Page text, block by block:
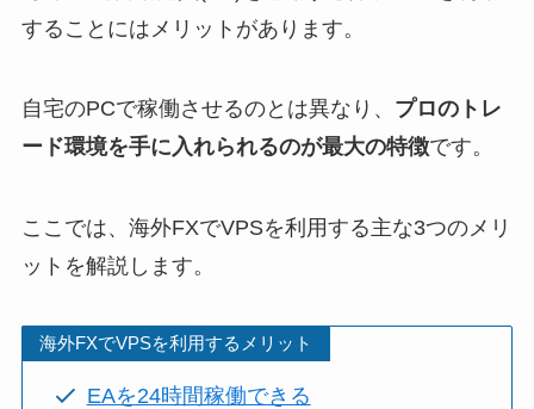
することにはメリットがあります。
自宅のPCで稼働させるのとは異なり、 プロのトレ
ード環境を手に入れられるのが最大の特徴です。
ここでは、海外FXでVPSを利用する主な3つのメリ
ットを解説します。
海外FXでVPSを利用するメリット
EAを24時間稼働できる